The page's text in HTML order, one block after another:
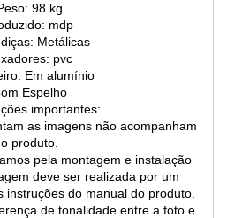
98 kg
mdp
Metálicas
pvc
Em alumínio
Espelho
importantes:
as imagens não acompanham
o produto.
pela montagem e instalação
deve ser realizada por um
instruções do manual do produto.
de tonalidade entre a foto e